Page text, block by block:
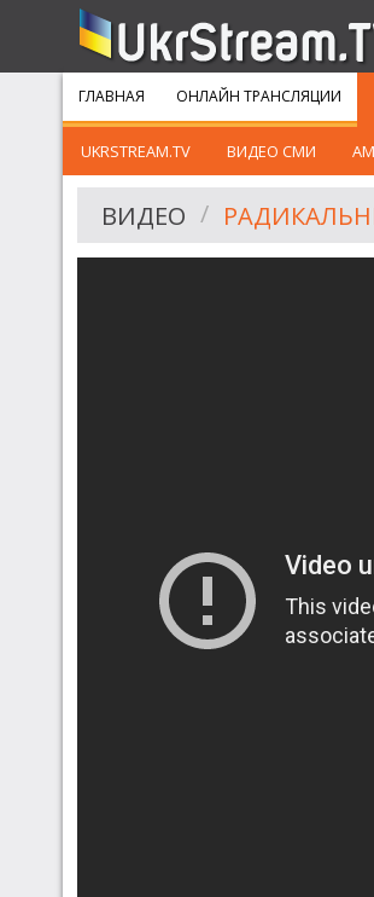
ГЛАВНАЯ ОНЛАЙН ТРАНСЛЯЦИИ
UKRSTREAM.TV ВИДЕО СМИ
ВИДЕО